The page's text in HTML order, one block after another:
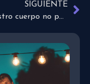
SIGUIENTE
“Nuestro cuerpo no puede ser maltratado por las adicciones” Karen Vélez en CVCLAVOZ